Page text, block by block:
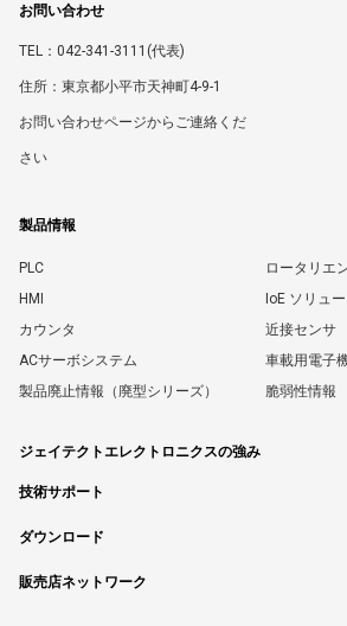
お問い合わせ
TEL：042-341-3111(代表)
住所：東京都小平市天神町4-9-1
お問い合わせページからご連絡くだ
さい
製品情報
PLC
ロータリエ
HMI
IoE ソリュ
カウンタ
近接センサ
ACサーボシステム
車載用電子
製品廃止情報（廃型シリーズ）
脆弱性情報
ジェイテクトエレクトロニクスの強み
技術サポート
ダウンロード
販売店ネットワーク